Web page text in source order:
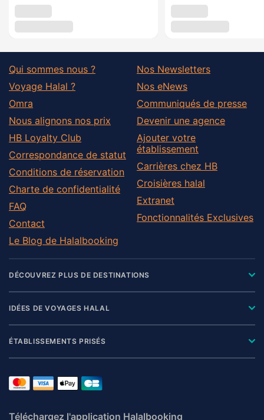
Qui sommes nous ?
Voyage Halal ?
Omra
Nous alignons nos prix
HB Loyalty Club
Correspondance de statut
Conditions de réservation
Charte de confidentialité
FAQ
Contact
Le Blog de Halalbooking
Nos Newsletters
Nos eNews
Communiqués de presse
Devenir une agence
Ajouter votre
établissement
Carrières chez HB
Croisières halal
Extranet
Fonctionnalités Exclusives
DÉCOUVREZ PLUS DE DESTINATIONS
IDÉES DE VOYAGES HALAL
ÉTABLISSEMENTS PRISÉS
Téléchargez l'application Halalbooking